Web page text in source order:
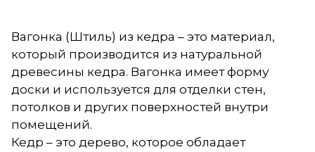
Вагонка (Штиль) из кедра – это материал,
который производится из натуральной
древесины кедра. Вагонка имеет форму
доски и используется для отделки стен,
потолков и других поверхностей внутри
помещений.
Кедр – это дерево, которое обладает